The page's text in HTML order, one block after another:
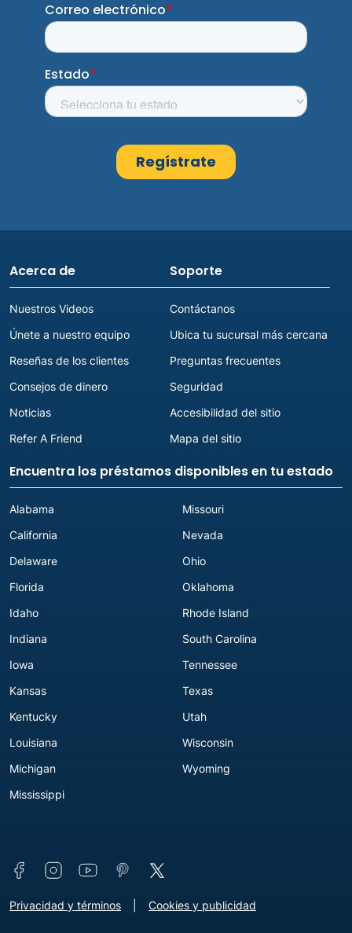
Acerca de
Nuestros Videos
Únete a nuestro equipo
Reseñas de los clientes
Consejos de dinero
Noticias
Refer A Friend
Soporte
Contáctanos
Ubica tu sucursal más cercana
Preguntas frecuentes
Seguridad
Accesibilidad del sitio
Mapa del sitio
Encuentra los préstamos disponibles en tu estado
Alabama
California
Delaware
Florida
Idaho
Indiana
Iowa
Kansas
Kentucky
Louisiana
Michigan
Mississippi
Missouri
Nevada
Ohio
Oklahoma
Rhode Island
South Carolina
Tennessee
Texas
Utah
Wisconsin
Wyoming
Connect with us
Footer - Extra Links [v3]
Privacidad y términos Cookies y publicidad